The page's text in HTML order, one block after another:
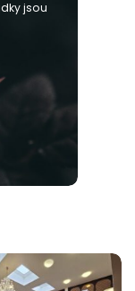
jsou